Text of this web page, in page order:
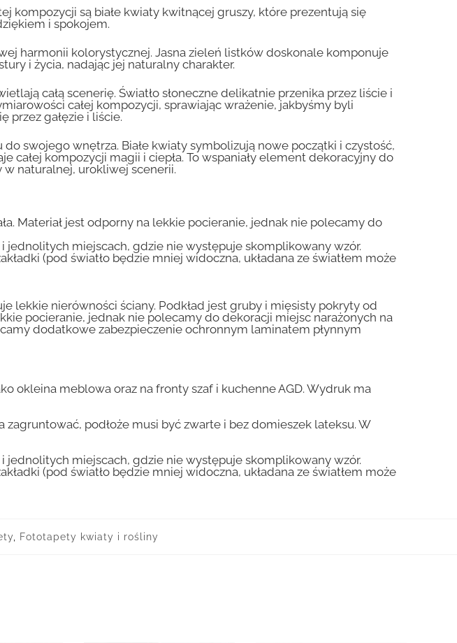
kompozycji są białe kwiaty kwitnącej gruszy, które prezentują się
i spokojem.
harmonii kolorystycznej. Jasna zieleń listków doskonale komponuje
i życia, nadając jej naturalny charakter.
całą scenerię. Światło słoneczne delikatnie przenika przez liście i
całej kompozycji, sprawiając wrażenie, jakbyśmy byli
przez gałęzie i liście.
swojego wnętrza. Białe kwiaty symbolizują nowe początki i czystość,
całej kompozycji magii i ciepła. To wspaniały element dekoracyjny do
w naturalnej, urokliwej scenerii.
Materiał jest odporny na lekkie pocieranie, jednak nie polecamy do
jednolitych miejscach, gdzie nie występuje skomplikowany wzór.
(pod światło będzie mniej widoczna, układana ze światłem może
lekkie nierówności ściany. Podkład jest gruby i mięsisty pokryty od
pocieranie, jednak nie polecamy do dekoracji miejsc narażonych na
dodatkowe zabezpieczenie ochronnym laminatem płynnym
okleina meblowa oraz na fronty szaf i kuchenne AGD. Wydruk ma
podłoże musi być zwarte i bez domieszek lateksu. W
jednolitych miejscach, gdzie nie występuje skomplikowany wzór.
(pod światło będzie mniej widoczna, układana ze światłem może
, Fototapety kwiaty i rośliny